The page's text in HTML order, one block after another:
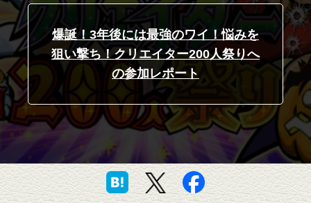
爆誕！3年後には最強のワイ！悩みを
狙い撃ち！クリエイター200人祭りへ
の参加レポート